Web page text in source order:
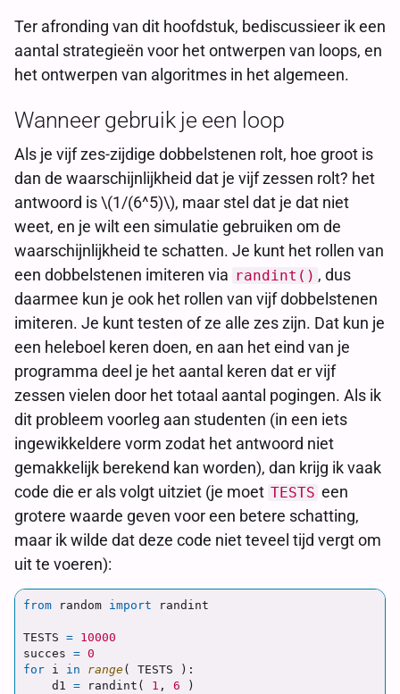
Ter afronding van dit hoofdstuk, bediscussieer ik een
aantal strategieën voor het ontwerpen van loops, en
het ontwerpen van algoritmes in het algemeen.
Wanneer gebruik je een loop
Als je vijf zes-zijdige dobbelstenen rolt, hoe groot is
dan de waarschijnlijkheid dat je vijf zessen rolt? het
antwoord is \(1/(6^5)\), maar stel dat je dat niet
weet, en je wilt een simulatie gebruiken om de
waarschijnlijkheid te schatten. Je kunt het rollen van
een dobbelstenen imiteren via randint() , dus
daarmee kun je ook het rollen van vijf dobbelstenen
imiteren. Je kunt testen of ze alle zes zijn. Dat kun je
een heleboel keren doen, en aan het eind van je
programma deel je het aantal keren dat er vijf
zessen vielen door het totaal aantal pogingen. Als ik
dit probleem voorleg aan studenten (in een iets
ingewikkeldere vorm zodat het antwoord niet
gemakkelijk berekend kan worden), dan krijg ik vaak
code die er als volgt uitziet (je moet TESTS een
grotere waarde geven voor een betere schatting,
maar ik wilde dat deze code niet teveel tijd vergt om
uit te voeren):
from random import randint
TESTS = 10000
succes = 0
for i in range( TESTS
):
d1 = randint ( 1 , 6
)